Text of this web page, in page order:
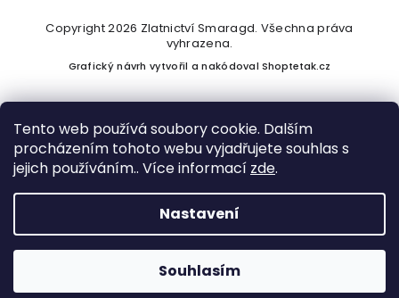
Tento web používá soubory cookie. Dalším
procházením tohoto webu vyjadřujete souhlas s
jejich používáním.. Více informací zde.
Nastavení
Souhlasím
Vytvořil Shoptet
Copyright 2026 Zlatnictví Smaragd. Všechna práva
vyhrazena.
Grafický návrh vytvořil a nakódovalShoptetak.cz
Podle zákona o evidenci tržeb je prodávající povinen vystavit
kupujícímu účtenku. Zároveň je povinen zaevidovat přijatou
tržbu u správce daně online; v případě technického výpadku
pak nejpozději do 48 hodin.